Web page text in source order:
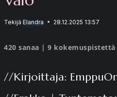
Tekijä Elandra 28.12.2025 13:57
420 sanaa | 9
//Kirjoittaja: